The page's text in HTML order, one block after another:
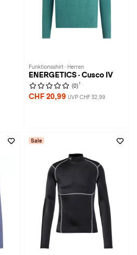
Funktionsshirt · Herren
ENERGETICS · Cusco IV
(0) 1
CHF 20,99 UVP CHF 32,99
Sale